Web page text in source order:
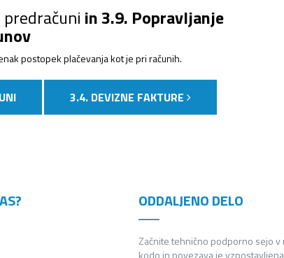
predračuni in 3.9. Popravljanje
postopek plačevanja kot je pri računih.
3.4. DEVIZNE FAKTURE
ODDALJENO DELO
Začnite tehnično podporno sejo
kodo in povezava je